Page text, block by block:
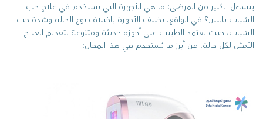
يتساءل الكثير من المرضى: ما هي الأجهزة التي تستخدم في علاج حب
الشباب بالليزر؟ في الواقع، تختلف الأجهزة باختلاف نوع الحالة وشدة حب
الشباب، حيث يعتمد الطبيب على أجهزة حديثة ومتنوعة لتقديم العلاج
الأمثل لكل حالة. من أبرز ما يُستخدم في هذا المجال: